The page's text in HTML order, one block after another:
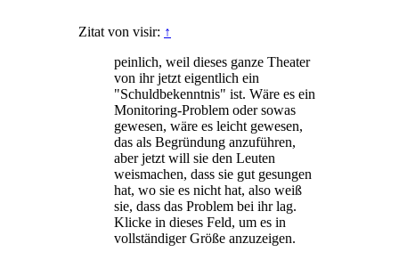
Zitat von visir: ↑
peinlich, weil dieses ganze Theater
von ihr jetzt eigentlich ein
"Schuldbekenntnis" ist. Wäre es ein
Monitoring-Problem oder sowas
gewesen, wäre es leicht gewesen,
das als Begründung anzuführen,
aber jetzt will sie den Leuten
weismachen, dass sie gut gesungen
hat, wo sie es nicht hat, also weiß
sie, dass das Problem bei ihr lag.
Klicke in dieses Feld, um es in
vollständiger Größe anzuzeigen.